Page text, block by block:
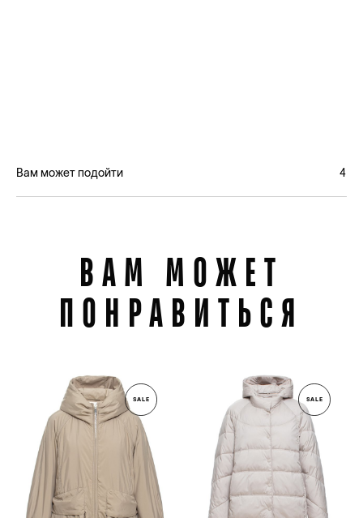
Вам может подойти 4
ВАМ МОЖЕТ
ПОНРАВИТЬСЯ
SALE SALE